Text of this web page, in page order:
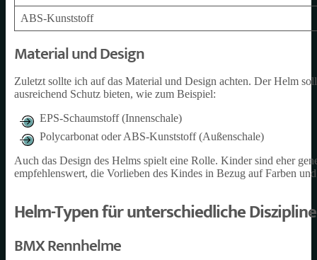
ABS-Kunststoff
Material und Design
Zuletzt sollte ich auf das Material und Design achten. Der Helm
ausreichend Schutz bieten, wie zum Beispiel:
EPS-Schaumstoff (Innenschale)
Polycarbonat oder ABS-Kunststoff (Außenschale)
Auch das Design des Helms spielt eine Rolle. Kinder sind eher
empfehlenswert, die Vorlieben des Kindes in Bezug auf Farben
Helm-Typen für unterschiedliche
BMX Rennhelme